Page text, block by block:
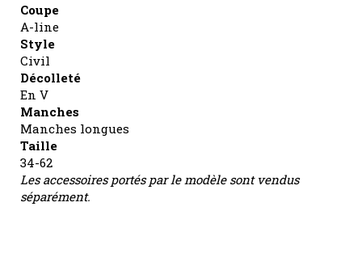
Coupe
A-line
Style
Civil
Décolleté
En V
Manches
Manches longues
Taille
34-62
Les accessoires portés par le modèle sont vendus
séparément.